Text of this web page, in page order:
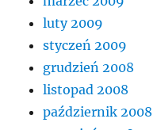
luty 2009
styczeń 2009
grudzień 2008
listopad 2008
październik 2008